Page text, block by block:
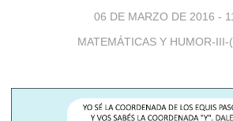
06 DE MARZO DE 2016 -
MATEMÁTICAS Y HUMOR-III-